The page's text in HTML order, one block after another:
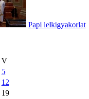
Papi lelkigyakorlat
V
5
12
19